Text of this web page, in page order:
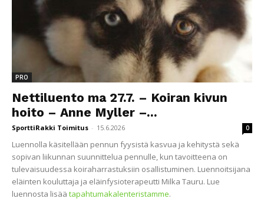
PRO
Nettiluento ma 27.7. – Koiran kivun
hoito – Anne Myller –...
SporttiRakki Toimitus - 15.6.2026 0
Luennolla käsitellään pennun fyysistä kasvua ja kehitystä sekä
sopivan liikunnan suunnittelua pennulle, kun tavoitteena on
tulevaisuudessa koiraharrastuksiin osallistuminen. Luennoitsijana
eläinten kouluttaja ja eläinfysioterapeutti Milka Tauru. Lue
luennosta lisää tapahtumakalenteristamme.